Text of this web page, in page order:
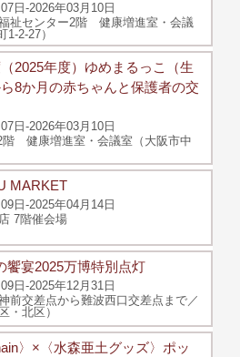
日-2026年03月10日
祉センター2階 健康増進室・会議
2-27）
2025年度）ゆめまるっこ（生
8か月の赤ちゃんと保護者の交
日-2026年03月10日
階 健康増進室・会議室（大阪市中
MARKET
日-2025年04月14日
7階催会場
饗宴2025万博特別点灯
日-2025年12月31日
前交差点から難波西口交差点まで／
・北区）
〉×〈水森亜土グッズ〉ポッ